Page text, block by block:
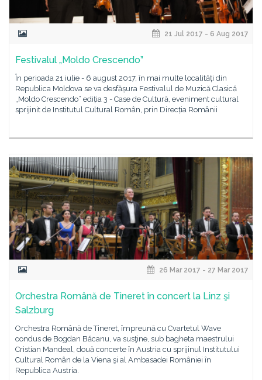
21 Jul 2017 - 6 Aug 2017
Festivalul „Moldo Crescendo”
În perioada 21 iulie - 6 august 2017, în mai multe localități din
Republica Moldova se va desfășura Festivalul de Muzică Clasică
„Moldo Crescendo” ediția 3 - Case de Cultură, eveniment cultural
sprijinit de Institutul Cultural Român, prin Direcția Românii
26 Mar 2017 - 27 Mar 2017
Orchestra Română de Tineret în concert la Linz şi
Salzburg
Orchestra Română de Tineret, împreună cu Cvartetul Wave
condus de Bogdan Băcanu, va susţine, sub bagheta maestrului
Cristian Mandeal, două concerte în Austria cu sprijinul Institutului
Cultural Român de la Viena şi al Ambasadei României în
Republica Austria.